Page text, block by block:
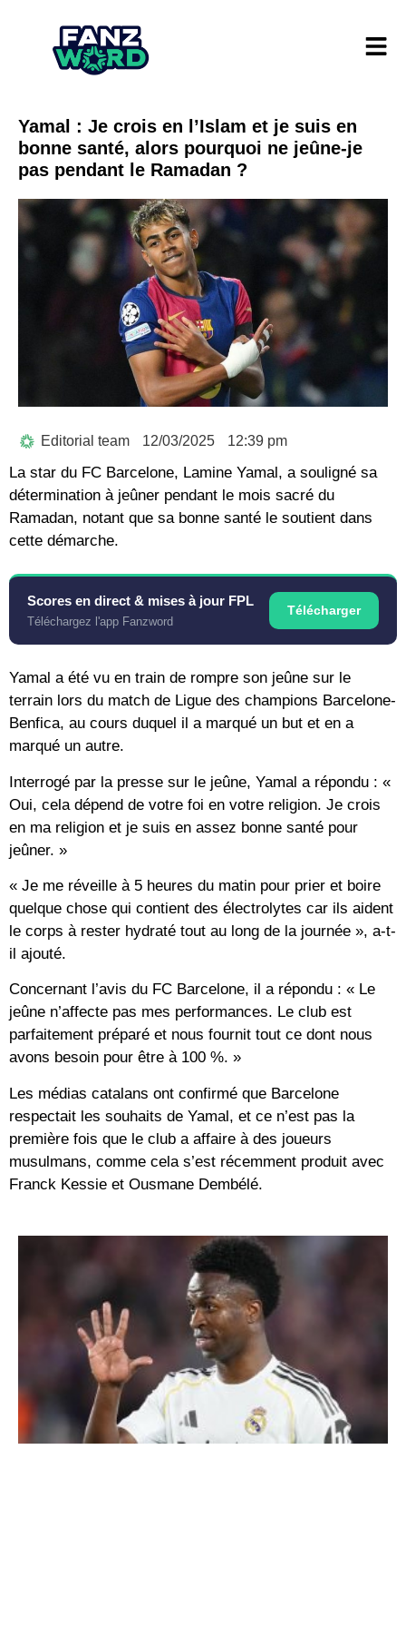
Yamal : Je crois en l’Islam et je suis en
bonne santé, alors pourquoi ne jeûne-je
pas pendant le Ramadan ?
Editorial team 12/03/2025 12:39 pm
La star du FC Barcelone, Lamine Yamal, a souligné sa
détermination à jeûner pendant le mois sacré du
Ramadan, notant que sa bonne santé le soutient dans
cette démarche.
Scores en direct & mises à jour FPL
Téléchargez l'app Fanzword
Télécharger
Yamal a été vu en train de rompre son jeûne sur le
terrain lors du match de Ligue des champions Barcelone-
Benfica, au cours duquel il a marqué un but et en a
marqué un autre.
Interrogé par la presse sur le jeûne, Yamal a répondu : «
Oui, cela dépend de votre foi en votre religion. Je crois
en ma religion et je suis en assez bonne santé pour
jeûner. »
« Je me réveille à 5 heures du matin pour prier et boire
quelque chose qui contient des électrolytes car ils aident
le corps à rester hydraté tout au long de la journée », a-t-
il ajouté.
Concernant l’avis du FC Barcelone, il a répondu : « Le
jeûne n’affecte pas mes performances. Le club est
parfaitement préparé et nous fournit tout ce dont nous
avons besoin pour être à 100 %. »
Les médias catalans ont confirmé que Barcelone
respectait les souhaits de Yamal, et ce n’est pas la
première fois que le club a affaire à des joueurs
musulmans, comme cela s’est récemment produit avec
Franck Kessie et Ousmane Dembélé.